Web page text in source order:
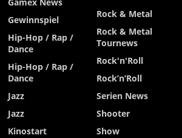
Gamex News
Gewinnspiel
Hip-Hop / Rap /
Dance
Hip-Hop / Rap /
Dance
Jazz
Jazz
Kinostart
Rock & Metal
Rock & Metal
Tournews
Rock'n'Roll
Rock’n’Roll
Serien News
Shooter
Show